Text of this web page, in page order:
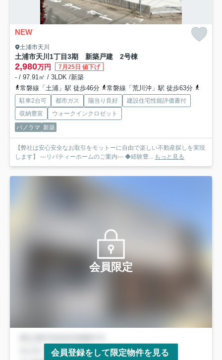
NEW
土浦市天川
土浦市天川1丁目3期 新築戸建 2号棟
2,980万円 7月25日 値下げ
- / 97.91㎡ / 3LDK /新築
常磐線「土浦」駅 徒歩46分
常磐線「荒川沖」駅 徒歩63分
駐車2台可 都市ガス 陽当り良好
建設住宅性能評価書付
収納豊富
ウォークインクロゼット
パノラマ 新築
【弊社は安心安全なお取引をモットーに自由で楽しい不動産探しを実現
します】 ---リバティーホームのご案内--- ◆経験豊... もっと見る
会員限定
会員登録をして限定物件を見る